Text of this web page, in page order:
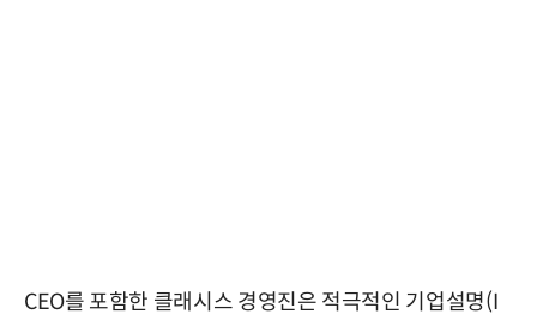
CEO를 포함한 클래시스 경영진은 적극적인 기업설명(I